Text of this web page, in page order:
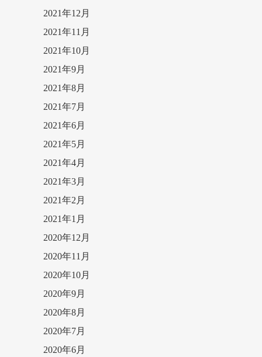
2021年12月
2021年11月
2021年10月
2021年9月
2021年8月
2021年7月
2021年6月
2021年5月
2021年4月
2021年3月
2021年2月
2021年1月
2020年12月
2020年11月
2020年10月
2020年9月
2020年8月
2020年7月
2020年6月